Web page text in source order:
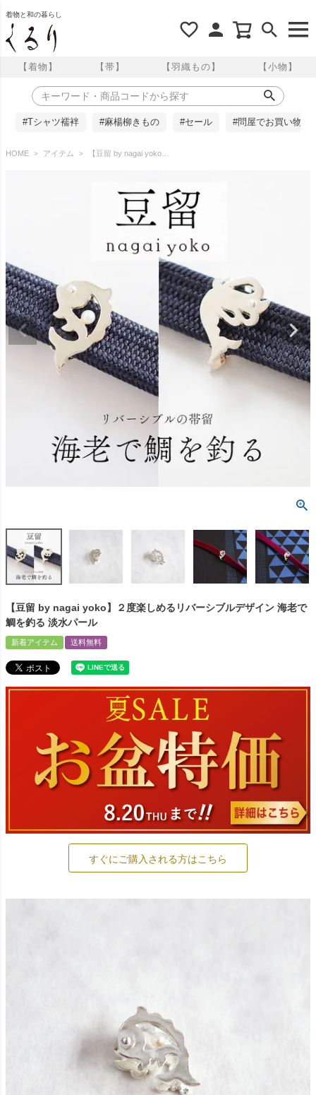
着物と和の暮らし
【着物】 【帯】 【羽織もの】 【小物】
#Tシャツ襦袢 #麻楊柳きもの #セール #問屋でお買い物
HOME アイテム 【豆留 by nagai yoko】２度楽しめるリバーシブルデザイン 海老で鯛を釣る 淡水パール
【豆留 by nagai yoko】２度楽しめるリバーシブルデザイン 海老で
鯛を釣る 淡水パール
新着アイテム 送料無料
すぐにご購入される方はこちら